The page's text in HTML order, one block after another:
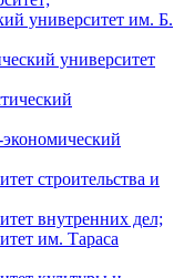
университет им. Б.
университет
строительства и
внутренних дел;
им. Тараса